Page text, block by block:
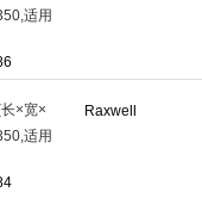
适用
售
Raxwell
×宽×
适用
：1台